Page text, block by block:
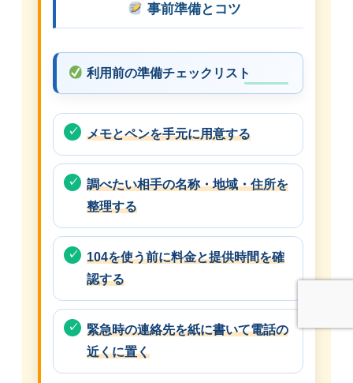
事前準備とコツ
利用前の準備チェックリスト
メモとペンを手元に用意する
調べたい相手の名称・地域・住所を
整理する
104を使う前に料金と提供時間を確
認する
緊急時の連絡先を紙に書いて電話の
近くに置く